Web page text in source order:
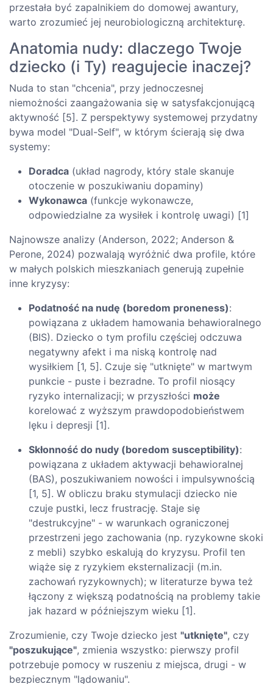
przestała być zapalnikiem do domowej awantury,
warto zrozumieć jej neurobiologiczną architekturę.
Anatomia nudy: dlaczego Twoje
dziecko (i Ty) reagujecie inaczej?
Nuda to stan "chcenia", przy jednoczesnej
niemożności zaangażowania się w satysfakcjonującą
aktywność [5]. Z perspektywy systemowej przydatny
bywa model "Dual-Self", w którym ścierają się dwa
systemy:
Doradca (układ nagrody, który stale skanuje
otoczenie w poszukiwaniu dopaminy)
Wykonawca (funkcje wykonawcze,
odpowiedzialne za wysiłek i kontrolę uwagi) [1]
Najnowsze analizy (Anderson, 2022; Anderson &
Perone, 2024) pozwalają wyróżnić dwa profile, które
w małych polskich mieszkaniach generują zupełnie
inne kryzysy:
Podatność na nudę (boredom proneness):
powiązana z układem hamowania behawioralnego
(BIS). Dziecko o tym profilu częściej odczuwa
negatywny afekt i ma niską kontrolę nad
wysiłkiem [1, 5]. Czuje się "utknięte" w martwym
punkcie - puste i bezradne. To profil niosący
ryzyko internalizacji; w przyszłości może
korelować z wyższym prawdopodobieństwem
lęku i depresji [1].
Skłonność do nudy (boredom susceptibility):
powiązana z układem aktywacji behawioralnej
(BAS), poszukiwaniem nowości i impulsywnością
[1, 5]. W obliczu braku stymulacji dziecko nie
czuje pustki, lecz frustrację. Staje się
"destrukcyjne" - w warunkach ograniczonej
przestrzeni jego zachowania (np. ryzykowne skoki
z mebli) szybko eskalują do kryzysu. Profil ten
wiąże się z ryzykiem eksternalizacji (m.in.
zachowań ryzykownych); w literaturze bywa też
łączony z większą podatnością na problemy takie
jak hazard w późniejszym wieku [1].
Zrozumienie, czy Twoje dziecko jest "utknięte", czy
"poszukujące", zmienia wszystko: pierwszy profil
potrzebuje pomocy w ruszeniu z miejsca, drugi - w
bezpiecznym "lądowaniu".